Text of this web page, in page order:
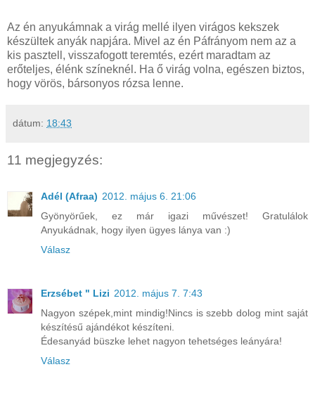
Az én anyukámnak a virág mellé ilyen virágos kekszek
készültek anyák napjára. Mivel az én Páfrányom nem az a
kis pasztell, visszafogott teremtés, ezért maradtam az
erőteljes, élénk színeknél. Ha ő virág volna, egészen biztos,
hogy vörös, bársonyos rózsa lenne.
dátum: 18:43
11 megjegyzés:
Adél (Afraa) 2012. május 6. 21:06
Gyönyörűek, ez már igazi művészet! Gratulálok
Anyukádnak, hogy ilyen ügyes lánya van :)
Válasz
Erzsébet " Lizi 2012. május 7. 7:43
Nagyon szépek,mint mindig!Nincs is szebb dolog mint saját
készítésű ajándékot készíteni.
Édesanyád büszke lehet nagyon tehetséges leányára!
Válasz